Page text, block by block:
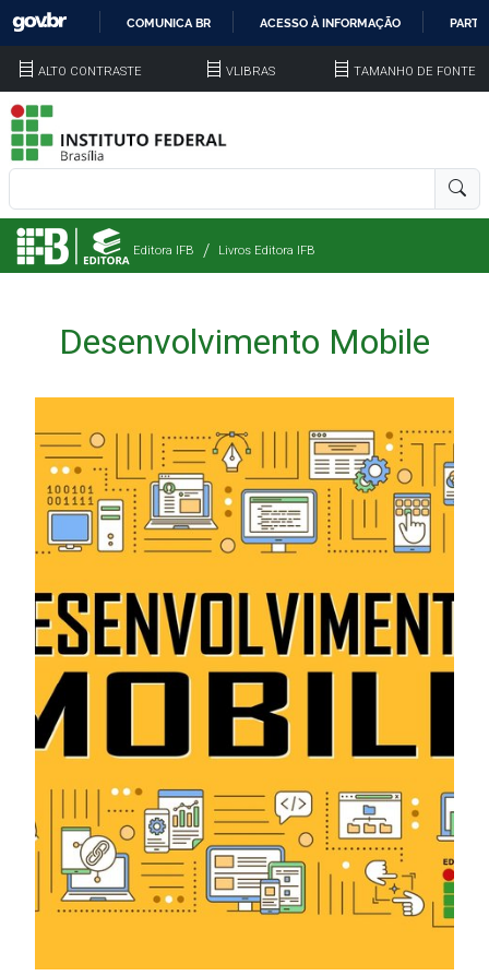
COMUNICA BR ACESSO À INFORMAÇÃO
ALTO CONTRASTE VLIBRAS TAMANHO DE FONTE
Editora IFB Livros Editora IFB
Desenvolvimento Mobile